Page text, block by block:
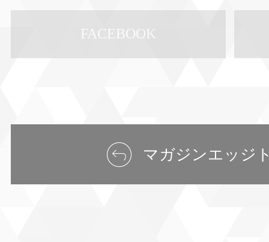
FACEBOOK
マガジンエッジ